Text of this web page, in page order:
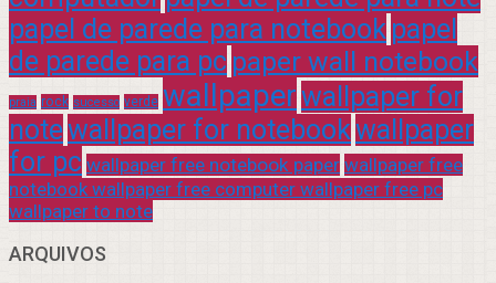
papel de parede para notebook papel
de parede para pc paper wall notebook
praia rock sucesso verde wallpaperwallpaper for
notewallpaper for notebookwallpaper
for pc wallpaper free notebook paper wallpaper free
notebook wallpaper free computer wallpaper free pc
wallpaper to note
ARQUIVOS